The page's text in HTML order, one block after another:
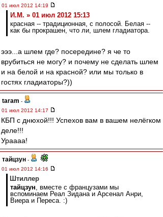
01 июл 2012 14:19
И.М. » 01 июл 2012 15:13
красная -- традиционная, с полосой. Белая --
как бы прокрашен, что ли, шлем гладиатора.
эээ...а шлем где? посередине? я че то
врубиться не могу? и почему не сделать шлем
и на белой и на красной? или мы только в
гостях гладиаторы?))
taram -
01 июл 2012 14:17
КБП с днюхой!!! Успехов вам в вашем нелёгком
деле!!!
Ураааа!
тайцзун -
01 июл 2012 14:16
Штиллер
тайцзун, вместе с французами мы
вспоминаем Реал Зидана и Арсенал Анри,
Виера и Переса. :)